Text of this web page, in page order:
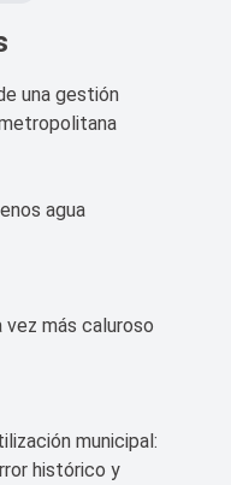
una gestión
agua
vez más caluroso
municipal:
histórico y